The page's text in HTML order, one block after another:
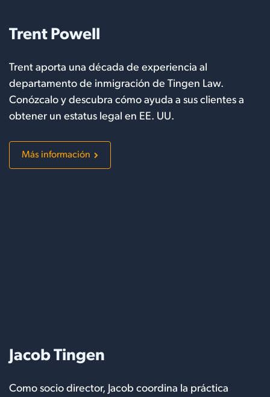
Trent Powell
Trent aporta una década de experiencia al
departamento de inmigración de Tingen Law.
Conózcalo y descubra cómo ayuda a sus clientes a
obtener un estatus legal en EE. UU.
Más información
Jacob Tingen
Como socio director, Jacob coordina la práctica